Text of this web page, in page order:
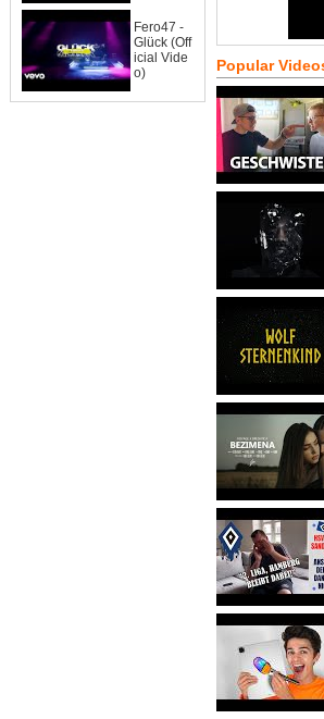
Fero47 -
Glück (Off
icial Vide
o)
Popular